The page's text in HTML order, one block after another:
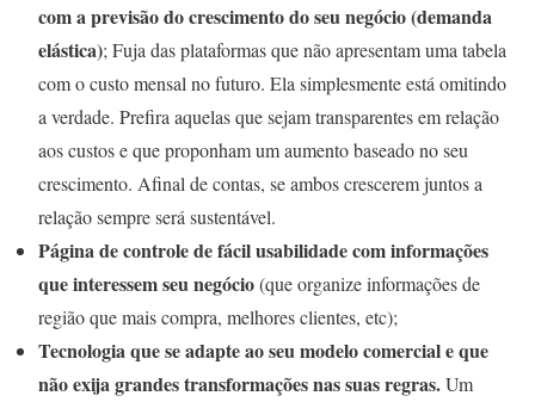
com a previsão do crescimento do seu negócio (demanda
elástica); Fuja das plataformas que não apresentam uma tabela
com o custo mensal no futuro. Ela simplesmente está omitindo
a verdade. Prefira aquelas que sejam transparentes em relação
aos custos e que proponham um aumento baseado no seu
crescimento. Afinal de contas, se ambos crescerem juntos a
relação sempre será sustentável.
Página de controle de fácil usabilidade com informações
que interessem seu negócio(que organize informações de
região que mais compra, melhores clientes, etc);
Tecnologia que se adapte ao seu modelo comercial e que
não exija grandes transformações nas suas regras.Um